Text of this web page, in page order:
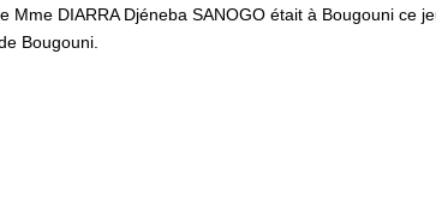
DIARRA Djéneba SANOGO était à Bougouni ce
Bougouni.